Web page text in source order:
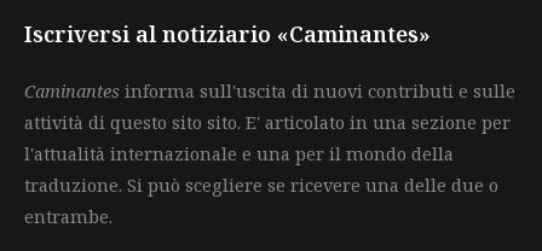
Iscriversi al notiziario «Caminantes»
Caminantes informa sull'uscita di nuovi contributi e sulle
attività di questo sito sito. E' articolato in una sezione per
l'attualità internazionale e una per il mondo della
traduzione. Si può scegliere se ricevere una delle due o
entrambe.